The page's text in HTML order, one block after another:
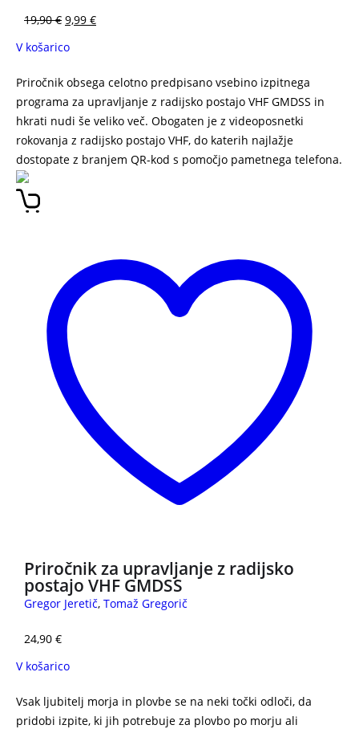
19,90€ 9,99 €
V košarico
Priročnik obsega celotno predpisano vsebino izpitnega
programa za upravljanje z radijsko postajo VHF GMDSS in
hkrati nudi še veliko več. Obogaten je z videoposnetki
rokovanja z radijsko postajo VHF, do katerih najlažje
dostopate z branjem QR-kod s pomočjo pametnega telefona.
Priročnik za upravljanje z radijsko
postajo VHF GMDSS
Gregor Jeretič, Tomaž Gregorič
24,90 €
V košarico
Vsak ljubitelj morja in plovbe se na neki točki odloči, da
pridobi izpite, ki jih potrebuje za plovbo po morju ali